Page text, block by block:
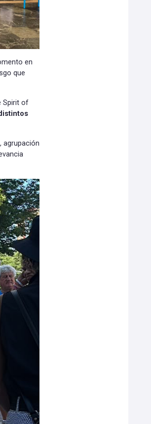
en
que
Spirit of
agrupación